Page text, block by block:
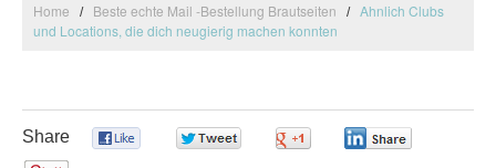
Home Beste echte Mail -Bestellung Brautseiten
Ahnlich Clubs
und Locations, die dich neugierig machen konnten
Share